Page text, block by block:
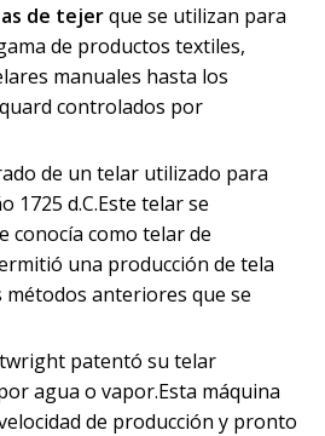
de tejerque se utilizan para
de productos textiles,
manuales hasta los
controlados por
de un telar utilizado para
1725 d.C.Este telar se
conocía como telar de
una producción de tela
métodos anteriores que se
patentó su telar
agua o vapor.Esta máquina
de producción y pronto